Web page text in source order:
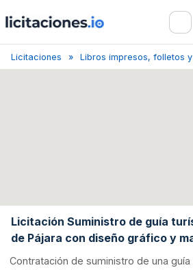
Licitaciones Libros impresos, folletos y
Licitación Suministro de guía
de Pájara con diseño gráfico y
Contratación de suministro de una